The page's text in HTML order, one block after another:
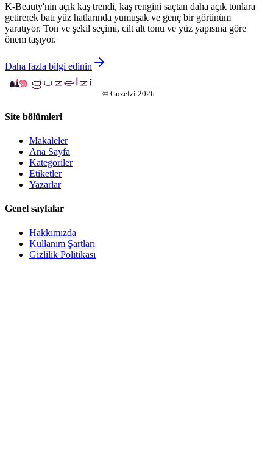
K-Beauty'nin açık kaş trendi, kaş rengini saçtan daha açık tonlara
getirerek batı yüz hatlarında yumuşak ve genç bir görünüm
yaratıyor. Ton ve şekil seçimi, cilt alt tonu ve yüz yapısına göre
önem taşıyor.
Daha fazla bilgi edinin
© Guzelzi 2026
Site bölümleri
Makaleler
Ana Sayfa
Kategoriler
Etiketler
Yazarlar
Genel sayfalar
Hakkımızda
Kullanım Şartları
Gizlilik Politikası